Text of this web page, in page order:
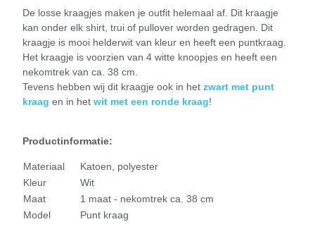
De losse kraagjes maken je outfit helemaal af. Dit kraagje
kan onder elk shirt, trui of pullover worden gedragen. Dit
kraagje is mooi helderwit van kleur en heeft een puntkraag.
Het kraagje is voorzien van 4 witte knoopjes en heeft een
nekomtrek van ca. 38 cm.
Tevens hebben wij dit kraagje ook in het zwart met punt
kraag en in het wit met een ronde kraag!
Productinformatie:
Materiaal
Katoen, polyester
Kleur
Wit
Maat
1 maat - nekomtrek ca. 38 cm
Model
Punt kraag